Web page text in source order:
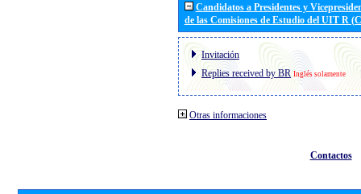
Candidatos a Presidentes y
de las Comisiones de Estudio del UIT R
Invitación
Replies received by BR Inglés solamente
Otras informaciones
Contactos